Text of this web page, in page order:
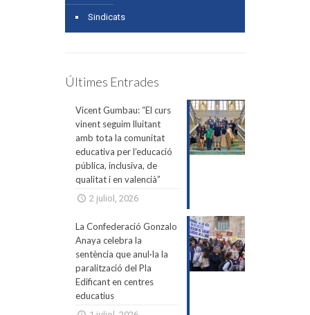
Sindicats
Últimes Entrades
Vicent Gumbau: “El curs
vinent seguim lluitant
amb tota la comunitat
educativa per l’educació
pública, inclusiva, de
qualitat i en valencià”
2 juliol, 2026
La Confederació Gonzalo
Anaya celebra la
sentència que anul·la la
paralització del Pla
Edificant en centres
educatius